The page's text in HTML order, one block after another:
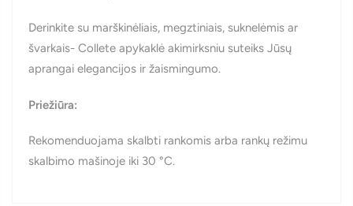
Derinkite su marškinėliais, megztiniais, suknelėmis ar
švarkais- Collete apykaklė akimirksniu suteiks Jūsų
aprangai elegancijos ir žaismingumo.
Priežiūra:
Rekomenduojama skalbti rankomis arba rankų režimu
skalbimo mašinoje iki 30 °C.